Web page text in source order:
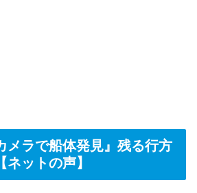
メラで船体発見』残る行方
ットの声】